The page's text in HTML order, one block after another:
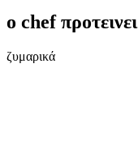
ο chef προτεινει
ζυμαρικά